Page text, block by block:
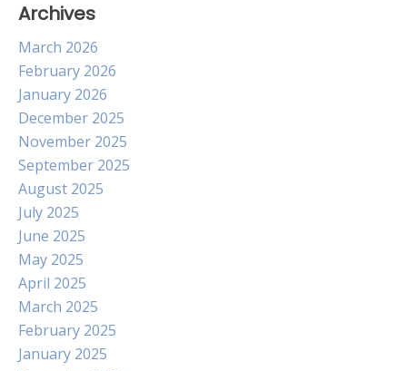
Archives
March 2026
February 2026
January 2026
December 2025
November 2025
September 2025
August 2025
July 2025
June 2025
May 2025
April 2025
March 2025
February 2025
January 2025